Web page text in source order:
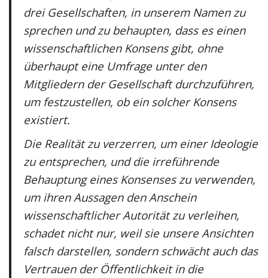
drei Gesellschaften, in unserem Namen zu
sprechen und zu behaupten, dass es einen
wissenschaftlichen Konsens gibt, ohne
überhaupt eine Umfrage unter den
Mitgliedern der Gesellschaft durchzuführen,
um festzustellen, ob ein solcher Konsens
existiert.
Die Realität zu verzerren, um einer Ideologie
zu entsprechen, und die irreführende
Behauptung eines Konsenses zu verwenden,
um ihren Aussagen den Anschein
wissenschaftlicher Autorität zu verleihen,
schadet nicht nur, weil sie unsere Ansichten
falsch darstellen, sondern schwächt auch das
Vertrauen der Öffentlichkeit in die